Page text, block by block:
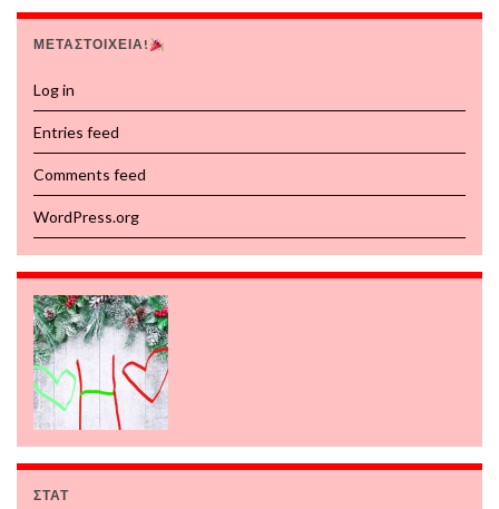
ΜΕΤΑΣΤΟΙΧΕΙΑ!
Log in
Entries feed
Comments feed
WordPress.org
ΣΤΑΤ